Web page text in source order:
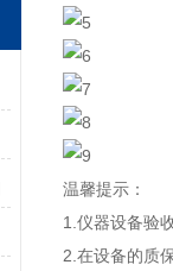
温馨提示：
1.仪器设备验
2.在设备的质